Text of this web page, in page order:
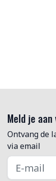
Meld je
Ontvang de
via email